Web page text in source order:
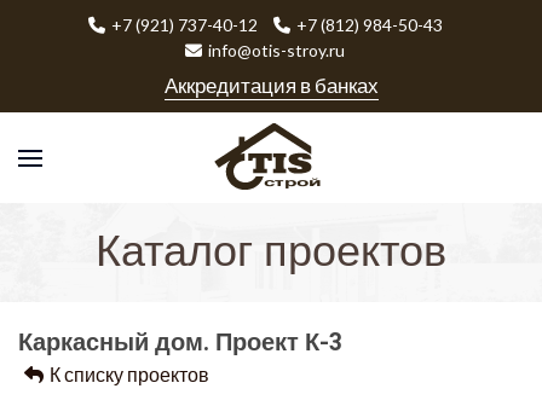
+7 (921) 737-40-12
+7 (812) 984-50-43
info@otis-stroy.ru
Аккредитация в банках
Каталог проектов
Каркасный дом. Проект К-3
К списку проектов